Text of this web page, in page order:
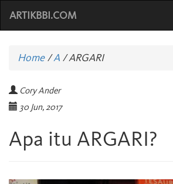
ARTIKBBI.COM
Home/A /ARGARI
Cory Ander
30 Jun, 2017
Apa itu ARGARI?